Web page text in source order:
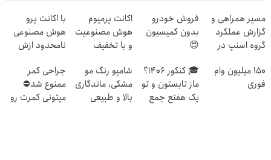
مسیر همراهی و
گزارش عملکرد
گروه اسنپ در
فروش خودرو
بدون کمیسیون
😍
اکانت پرمیوم
هوش مصنوعیت
و با تخفیف
تخفیف👇👇
با اکانت پرو
هوش مصنوعی
نامحدود ازش
دریافت کد
تخفیف👇👇👇
150 میلیون وام
فوری
🎓 کنکور ۱۴۰6؟
ماز تابستون و تو
یک هفتع جمع
شامپو رنگ مو
مشکی، ماندگاری
بالا و طبیعی
جراحی کمر
ممنوع شد⛔
میتونی کمرت رو